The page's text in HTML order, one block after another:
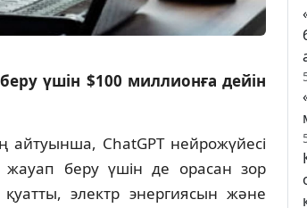
үшін $100 миллионға дейін
ChatGPT нейрожүйесі
беру үшін де орасан зор
қуатты, электр энергиясын және